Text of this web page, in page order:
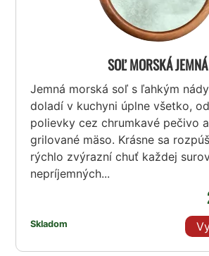
SOĽ MORSKÁ JEMNÁ
Jemná morská soľ s ľahkým
doladí v kuchyni úplne všetko,
polievky cez chrumkavé pečivo
grilované mäso. Krásne sa
rýchlo zvýrazní chuť každej
nepríjemných...
Skladom